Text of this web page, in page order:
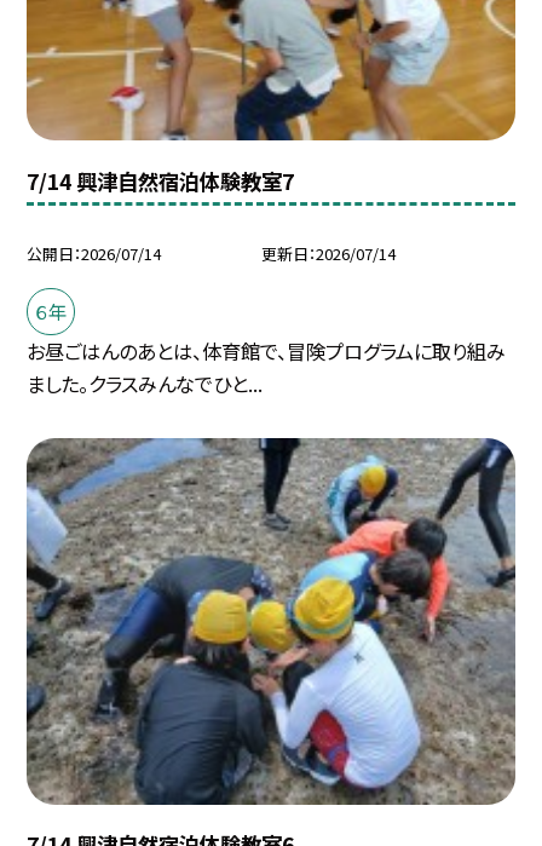
7/14 興津自然宿泊体験教室7
公開日 2026/07/14 更新日 2026/07/14
６年
お昼ごはんのあとは、体育館で、冒険プログラムに取り組み
ました。クラスみんなでひと...